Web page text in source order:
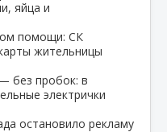
яйца и
помощи: СК
жительницы
без пробок: в
электрички
остановило рекламу